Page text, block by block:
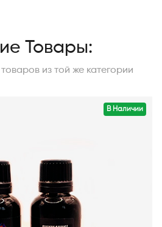
Товары:
из той же категории
В Наличии